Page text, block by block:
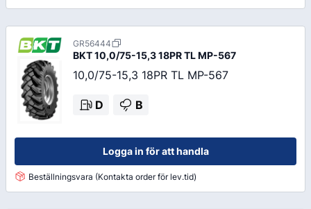
GR56444
BKT10,0/75-15,3 18PR TL MP-567
10,0/75-15,3 18PR TL MP-567
D B
Logga in för att handla
Beställningsvara (Kontakta order för lev.tid)